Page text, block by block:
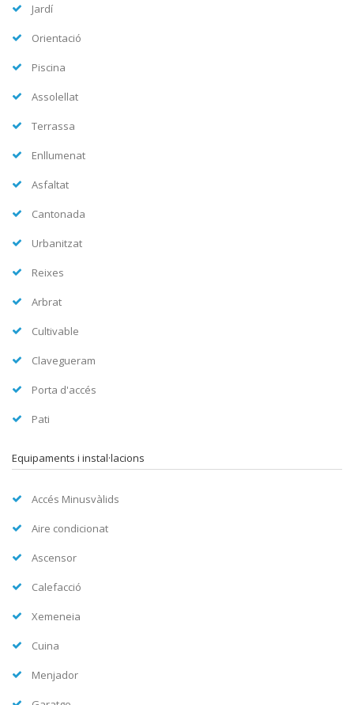
Jardí
Orientació
Piscina
Assolellat
Terrassa
Enllumenat
Asfaltat
Cantonada
Urbanitzat
Reixes
Arbrat
Cultivable
Clavegueram
Porta d'accés
Pati
Equipaments i instal·lacions
Accés Minusvàlids
Aire condicionat
Ascensor
Calefacció
Xemeneia
Cuina
Menjador